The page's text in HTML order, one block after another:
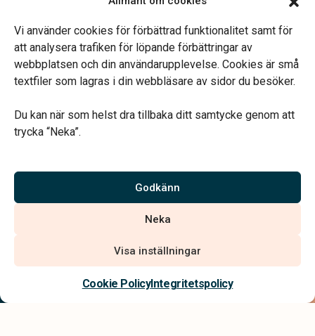
Vi använder cookies för förbättrad funktionalitet samt för
att analysera trafiken för löpande förbättringar av
webbplatsen och din användarupplevelse. Cookies är små
textfiler som lagras i din webbläsare av sidor du besöker.
Du kan när som helst dra tillbaka ditt samtycke genom att
trycka “Neka”.
Godkänn
Neka
Visa inställningar
Cookie PolicyIntegritetspolicy
Kontakta oss
Övrig tid enligt överenskommelse.
Vårt systerbolag Verahill hjälper dig med familjejuridiken –
Vi är auktoriserade av Sveriges Begravningsbyråers Förbund och
har högt ställda krav på utbildning, kvalitet, miljö och arbetsmiljö.